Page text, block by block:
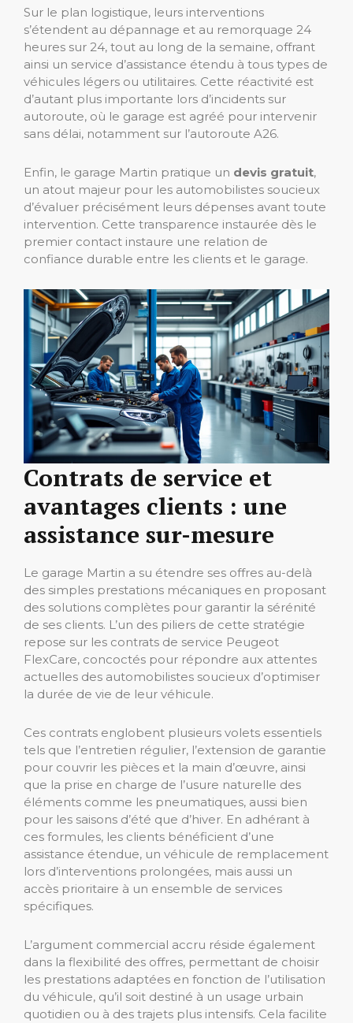
Sur le plan logistique, leurs interventions
s’étendent au dépannage et au remorquage 24
heures sur 24, tout au long de la semaine, offrant
ainsi un service d’assistance étendu à tous types de
véhicules légers ou utilitaires. Cette réactivité est
d’autant plus importante lors d’incidents sur
autoroute, où le garage est agréé pour intervenir
sans délai, notamment sur l’autoroute A26.
Enfin, le garage Martin pratique un devis gratuit,
un atout majeur pour les automobilistes soucieux
d’évaluer précisément leurs dépenses avant toute
intervention. Cette transparence instaurée dès le
premier contact instaure une relation de
confiance durable entre les clients et le garage.
Contrats de service et
avantages clients : une
assistance sur-mesure
Le garage Martin a su étendre ses offres au-delà
des simples prestations mécaniques en proposant
des solutions complètes pour garantir la sérénité
de ses clients. L’un des piliers de cette stratégie
repose sur les contrats de service Peugeot
FlexCare, concoctés pour répondre aux attentes
actuelles des automobilistes soucieux d’optimiser
la durée de vie de leur véhicule.
Ces contrats englobent plusieurs volets essentiels
tels que l’entretien régulier, l’extension de garantie
pour couvrir les pièces et la main d’œuvre, ainsi
que la prise en charge de l’usure naturelle des
éléments comme les pneumatiques, aussi bien
pour les saisons d’été que d’hiver. En adhérant à
ces formules, les clients bénéficient d’une
assistance étendue, un véhicule de remplacement
lors d’interventions prolongées, mais aussi un
accès prioritaire à un ensemble de services
spécifiques.
L’argument commercial accru réside également
dans la flexibilité des offres, permettant de choisir
les prestations adaptées en fonction de l’utilisation
du véhicule, qu’il soit destiné à un usage urbain
quotidien ou à des trajets plus intensifs. Cela facilite